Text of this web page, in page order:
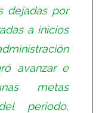
dejadas por
a inicios
avanzar e
metas
periodo,